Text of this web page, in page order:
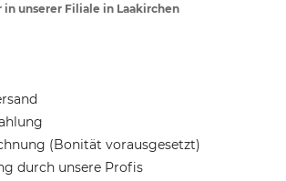
in unserer Filiale in Laakirchen
(Bonität vorausgesetzt)
durch unsere Profis